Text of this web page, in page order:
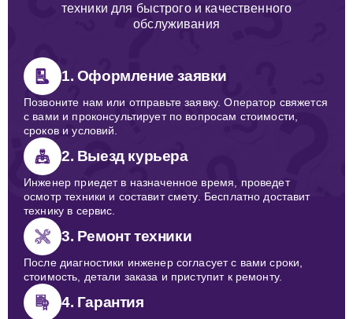
техники для быстрого и качественного
обслуживания
1. Оформление заявки
Позвоните нам или отправьте заявку. Оператор свяжется
с вами и проконсультирует по вопросам стоимости,
сроков и условий.
2. Выезд курьера
Инженер приедет в назначенное время, проведет
осмотр техники и составит смету. Бесплатно доставит
технику в сервис.
3. Ремонт техники
После диагностики инженер согласует с вами сроки,
стоимость, детали заказа и приступит к ремонту.
4. Гарантия